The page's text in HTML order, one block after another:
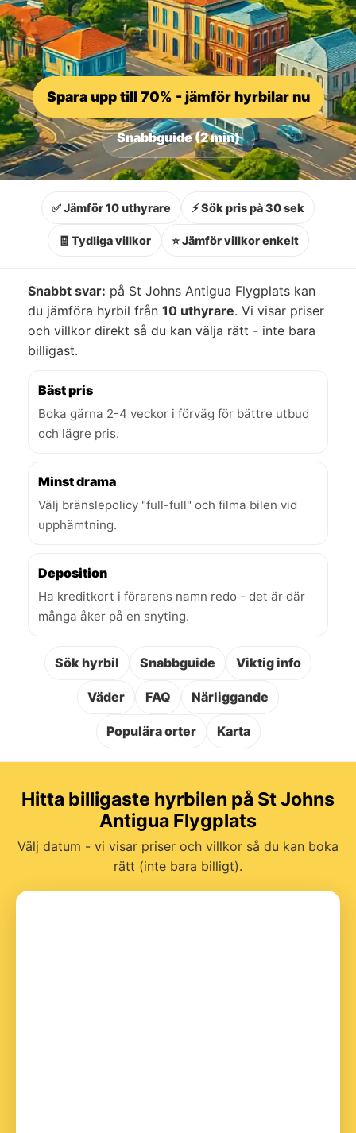
Spara upp till 70% - jämför hyrbilar nu
Snabbguide (2 min)
✅ Jämför 10 uthyrare ⚡ Sök pris på 30 sek
🧾 Tydliga villkor ⭐ Jämför villkor enkelt
Snabbt svar: på St Johns Antigua Flygplats kan
du jämföra hyrbil från 10 uthyrare. Vi visar priser
och villkor direkt så du kan välja rätt - inte bara
billigast.
Bäst pris
Boka gärna 2-4 veckor i förväg för bättre utbud
och lägre pris.
Minst drama
Välj bränslepolicy "full-full" och filma bilen vid
upphämtning.
Deposition
Ha kreditkort i förarens namn redo - det är där
många åker på en snyting.
Sök hyrbil Snabbguide Viktig info
Väder FAQ Närliggande
Populära orter Karta
Hitta billigaste hyrbilen på St Johns
Antigua Flygplats
Välj datum - vi visar priser och villkor så du kan boka
rätt (inte bara billigt).